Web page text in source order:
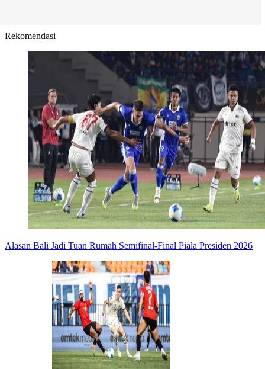
Rekomendasi
Alasan Bali Jadi Tuan Rumah Semifinal-Final Piala Presiden 2026